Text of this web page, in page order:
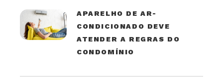
APARELHO DE AR-
CONDICIONADO DEVE
ATENDER A REGRAS DO
CONDOMÍNIO